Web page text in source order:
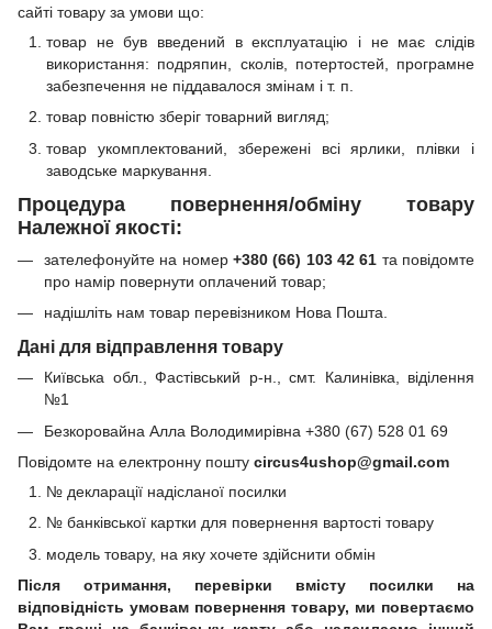
сайті товару за умови що:
товар не був введений в експлуатацію і не має слідів
використання: подряпин, сколів, потертостей, програмне
забезпечення не піддавалося змінам і т. п.
товар повністю зберіг товарний вигляд;
товар укомплектований, збережені всі ярлики, плівки і
заводське маркування.
Процедура повернення/обміну товару
Належної якості:
зателефонуйте на номер +380 (66) 103 42 61 та повідомте
про намір повернути оплачений товар;
надішліть нам товар перевізником Нова Пошта.
Дані для відправлення товару
Київська обл., Фастівський р-н., смт. Калинівка, віділення
№1
Безкоровайна Алла Володимирівна +380 (67) 528 01 69
Повідомте на електронну пошту circus4ushop@gmail.com
№ декларації надісланої посилки
№ банківської картки для повернення вартості товару
модель товару, на яку хочете здійснити обмін
Після отримання, перевірки вмісту посилки на
відповідність умовам повернення товару, ми повертаємо